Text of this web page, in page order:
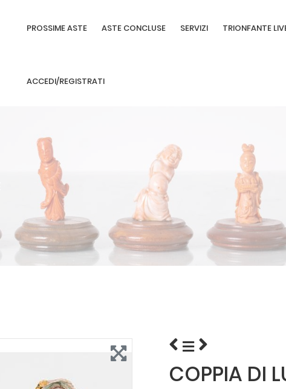
PROSSIME ASTE ASTE CONCLUSE SERVIZI TRIONFANTE
ACCEDI/REGISTRATI
COPPIA DI